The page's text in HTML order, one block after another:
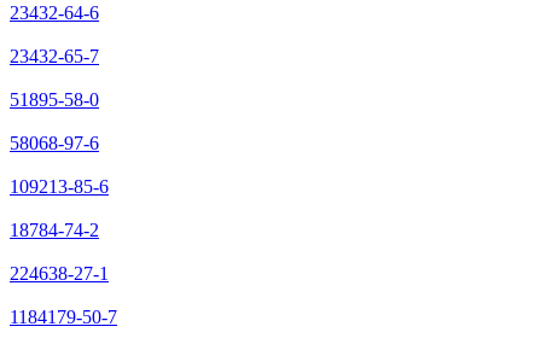
23432-64-6
23432-65-7
51895-58-0
58068-97-6
109213-85-6
18784-74-2
224638-27-1
1184179-50-7